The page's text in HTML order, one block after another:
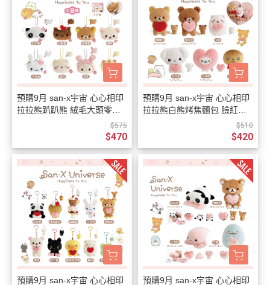
預購9月 san-x宇宙 心心相印
拉拉熊趴趴熊 絨毛大頭零錢
包吊飾 盲抽 全8種 隨機1入$575
$470
預購9月 san-x宇宙 心心相印
拉拉熊白熊烤焦麵包 臉紅紅
抱愛心 絨毛手掌玩偶 6選1$510
$420
預購9月 san-x宇宙 心心相印
預購9月 san-x宇宙 心心相印